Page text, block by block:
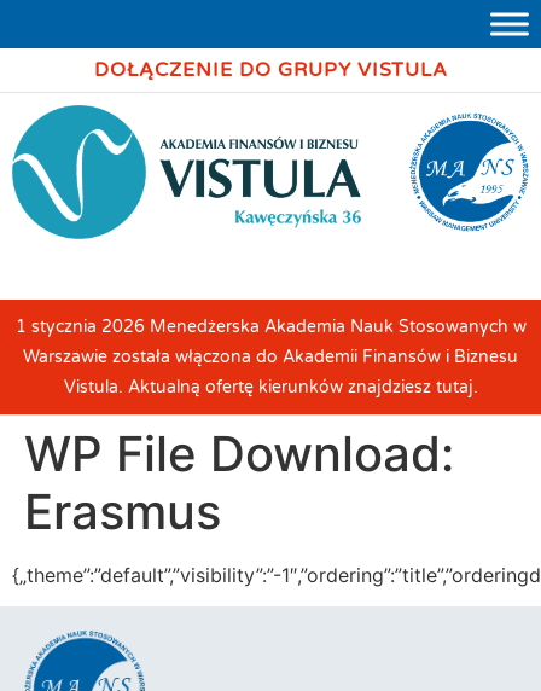
DOŁĄCZENIE DO GRUPY VISTULA
1 stycznia 2026 Menedżerska Akademia Nauk Stosowanych w
Warszawie została włączona do Akademii Finansów i Biznesu
Vistula. Aktualną ofertę kierunków znajdziesz tutaj.
WP File Download:
Erasmus
{„theme”:”default”,”visibility”:”-